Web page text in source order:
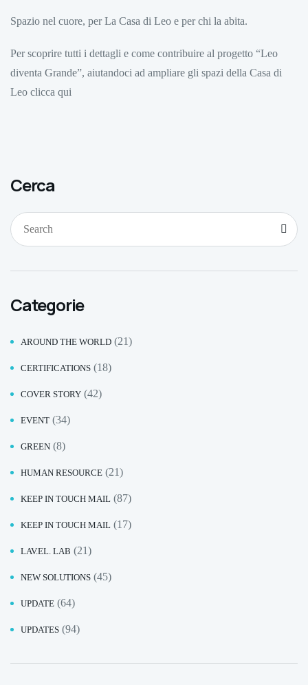
Spazio nel cuore, per La Casa di Leo e per chi la abita.
Per scoprire tutti i dettagli e come contribuire al progetto “Leo
diventa Grande”, aiutandoci ad ampliare gli spazi della Casa di
Leo clicca qui
Cerca
Categorie
AROUND THE WORLD (21)
CERTIFICATIONS (18)
COVER STORY (42)
EVENT (34)
GREEN (8)
HUMAN RESOURCE (21)
KEEP IN TOUCH MAIL (87)
KEEP IN TOUCH MAIL (17)
LAV.EL. LAB (21)
NEW SOLUTIONS (45)
UPDATE (64)
UPDATES (94)